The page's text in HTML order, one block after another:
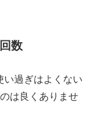
数
い過ぎはよくない
は良くありませ